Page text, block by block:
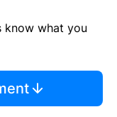
know what you